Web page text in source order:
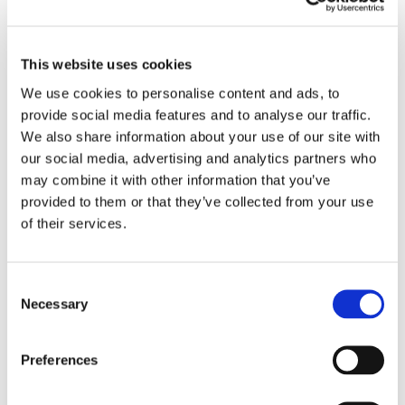
This website uses cookies
We use cookies to personalise content and ads, to
provide social media features and to analyse our traffic.
We also share information about your use of our site with
our social media, advertising and analytics partners who
may combine it with other information that you’ve
provided to them or that they’ve collected from your use
of their services.
Selection
Necessary
Preferences
News.